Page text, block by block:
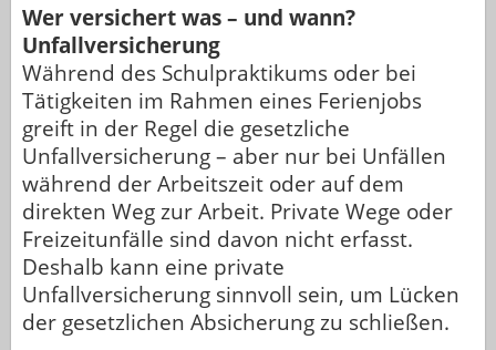
Wer versichert was – und wann?
Unfallversicherung
Während des Schulpraktikums oder bei
Tätigkeiten im Rahmen eines Ferienjobs
greift in der Regel die gesetzliche
Unfallversicherung – aber nur bei Unfällen
während der Arbeitszeit oder auf dem
direkten Weg zur Arbeit. Private Wege oder
Freizeitunfälle sind davon nicht erfasst.
Deshalb kann eine private
Unfallversicherung sinnvoll sein, um Lücken
der gesetzlichen Absicherung zu schließen.